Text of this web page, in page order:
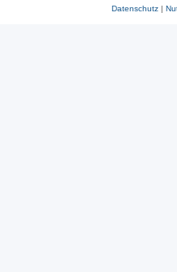
Datenschutz|